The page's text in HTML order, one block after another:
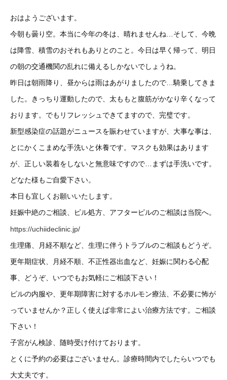
おはようございます。
今朝も曇り空。本当に今年の冬は、晴れませんね…そして、今晩
は降雪、積雪のおそれもありとのこと。今日は早く帰って、明日
の朝の交通機関の乱れに備えるしかないでしょうね。
昨日は朝雨降り、昼からは雨はあがりましたので…騎乗してきま
した。きっちり運動したので、太ももと腹筋がかなり辛くなって
おります。でもリフレッシュできてますので、完璧です。
新型感染症の話題がニュースを賑わせていますが、大事な事は、
とにかくこまめな手洗いと休養です。マスクも効果はあります
が、正しい装着をしないと無意味ですので…まずは手洗いです。
どなた様もご自愛下さい。
本日も宜しくお願いいたします。
妊娠中絶のご相談、ピル処方、アフターピルのご相談は当院へ。
https://uchiideclinic.jp/
生理痛、月経不順など、生理に伴うトラブルのご相談もどうぞ。
更年期症状、月経不順、不正性器出血など、妊娠に関わる心配
事、どうぞ、いつでもお気軽にご相談下さい！
ピルの内服や、更年期障害に対するホルモン療法、不必要に怖が
っていませんか？正しく使えば非常によい治療方法です。ご相談
下さい！
子宮がん検診、随時受け付けております。
とくに予約の必要はございません。診療時間内でしたらいつでも
大丈夫です。